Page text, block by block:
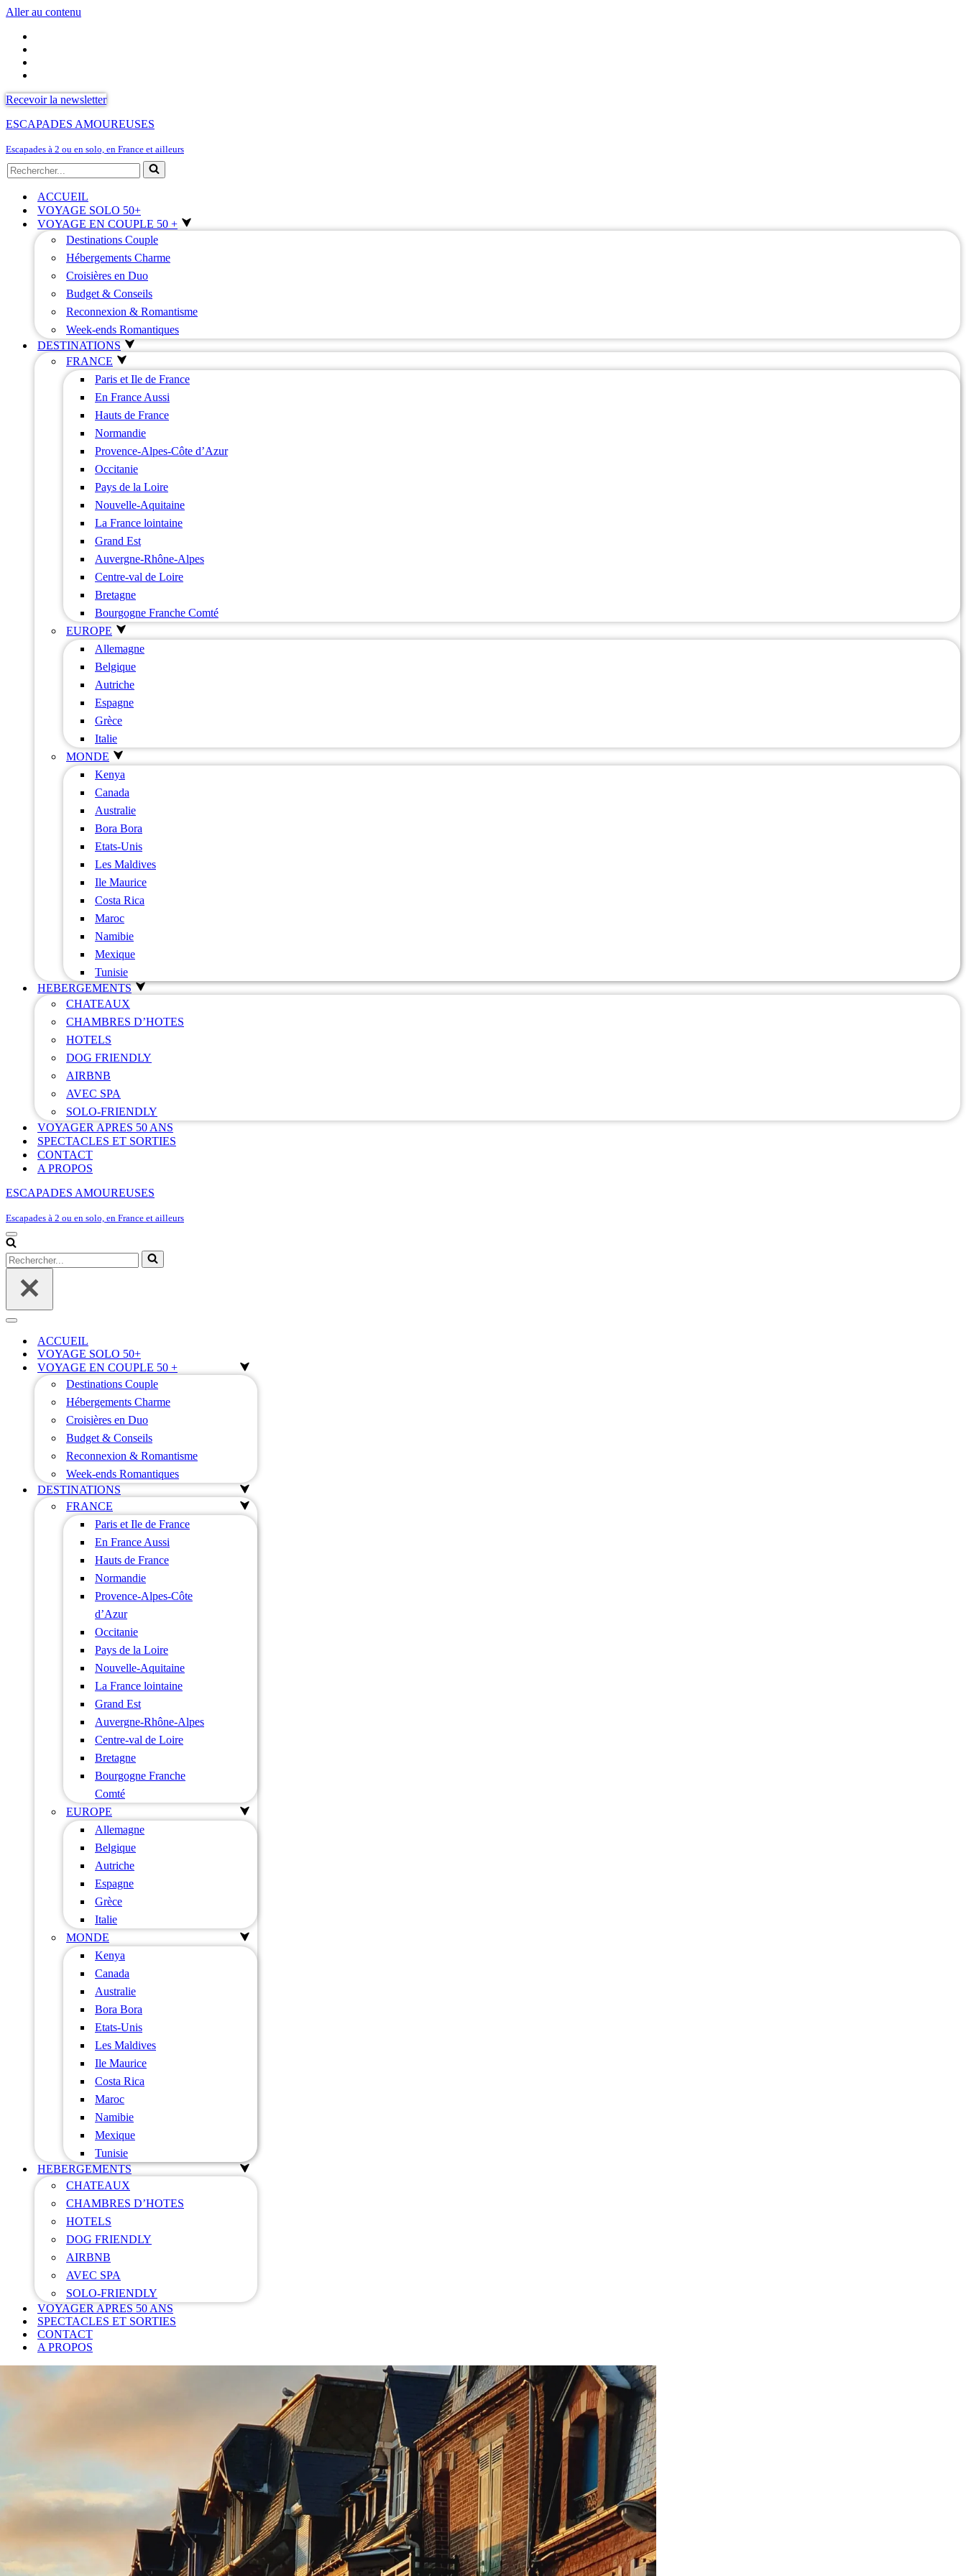
Aller au contenu
Recevoir la newsletter
ESCAPADES AMOUREUSES
Escapades à 2 ou en solo, en France et ailleurs
Rechercher...
ACCUEIL
VOYAGE SOLO 50+
VOYAGE EN COUPLE 50 +
Destinations Couple
Hébergements Charme
Croisières en Duo
Budget & Conseils
Reconnexion & Romantisme
Week-ends Romantiques
DESTINATIONS
FRANCE
Paris et Ile de France
En France Aussi
Hauts de France
Normandie
Provence-Alpes-Côte d’Azur
Occitanie
Pays de la Loire
Nouvelle-Aquitaine
La France lointaine
Grand Est
Auvergne-Rhône-Alpes
Centre-val de Loire
Bretagne
Bourgogne Franche Comté
EUROPE
Allemagne
Belgique
Autriche
Espagne
Grèce
Italie
MONDE
Kenya
Canada
Australie
Bora Bora
Etats-Unis
Les Maldives
Ile Maurice
Costa Rica
Maroc
Namibie
Mexique
Tunisie
HEBERGEMENTS
CHATEAUX
CHAMBRES D’HOTES
HOTELS
DOG FRIENDLY
AIRBNB
AVEC SPA
SOLO-FRIENDLY
VOYAGER APRES 50 ANS
SPECTACLES ET SORTIES
CONTACT
A PROPOS
ESCAPADES AMOUREUSES
Escapades à 2 ou en solo, en France et ailleurs
Menu
de
navigation
Rechercher...
Menu
navigationACCUEIL
VOYAGE SOLO 50+
VOYAGE EN COUPLE 50 +
Destinations Couple
Hébergements Charme
Croisières en Duo
Budget & Conseils
Reconnexion & Romantisme
Week-ends Romantiques
DESTINATIONS
FRANCE
Paris et Ile de France
En France Aussi
Hauts de France
Normandie
Provence-Alpes-Côte
d’Azur
Occitanie
Pays de la Loire
Nouvelle-Aquitaine
La France lointaine
Grand Est
Auvergne-Rhône-Alpes
Centre-val de Loire
Bretagne
Bourgogne Franche
Comté
EUROPE
Allemagne
Belgique
Autriche
Espagne
Grèce
Italie
MONDE
Kenya
Canada
Australie
Bora Bora
Etats-Unis
Les Maldives
Ile Maurice
Costa Rica
Maroc
Namibie
Mexique
Tunisie
HEBERGEMENTS
CHATEAUX
CHAMBRES D’HOTES
HOTELS
DOG FRIENDLY
AIRBNB
AVEC SPA
SOLO-FRIENDLY
VOYAGER APRES 50 ANS
SPECTACLES ET SORTIES
CONTACT
A PROPOS